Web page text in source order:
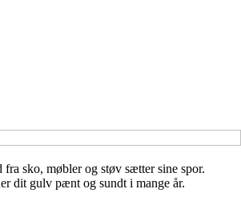
sko, møbler og støv sætter sine spor.
dit gulv pænt og sundt i mange år.